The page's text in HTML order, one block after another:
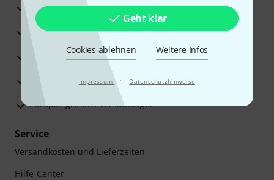
Geht klar
Cookies ablehnen Weitere Infos
Impressum · Datenschutzhinweise
30 Tage Money-Back-Garantie
Reparaturservice
Beratung durch Fachexperten
Zufriedenheitsgarantie
Europas größtes Versandlager
Service
Versandkosten und Lieferzeiten
Hilfe-Center